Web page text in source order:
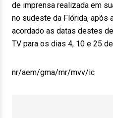
de imprensa realizada em
no sudeste da Flórida, após
acordado as datas destes
TV para os dias 4, 10 e 25
nr/aem/gma/mr/mvv/ic